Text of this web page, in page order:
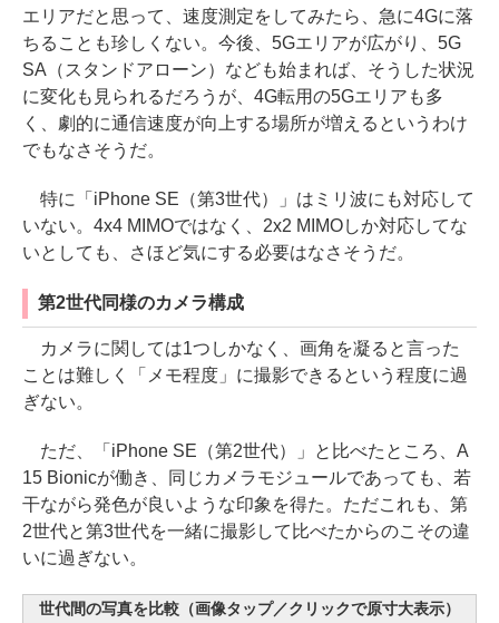
エリアだと思って、速度測定をしてみたら、急に4Gに落
ちることも珍しくない。今後、5Gエリアが広がり、5G
SA（スタンドアローン）なども始まれば、そうした状況
に変化も見られるだろうが、4G転用の5Gエリアも多
く、劇的に通信速度が向上する場所が増えるというわけ
でもなさそうだ。
特に「iPhone SE（第3世代）」はミリ波にも対応して
いない。4x4 MIMOではなく、2x2 MIMOしか対応してな
いとしても、さほど気にする必要はなさそうだ。
第2世代同様のカメラ構成
カメラに関しては1つしかなく、画角を凝ると言った
ことは難しく「メモ程度」に撮影できるという程度に過
ぎない。
ただ、「iPhone SE（第2世代）」と比べたところ、A
15 Bionicが働き、同じカメラモジュールであっても、若
干ながら発色が良いような印象を得た。ただこれも、第
2世代と第3世代を一緒に撮影して比べたからのこその違
いに過ぎない。
世代間の写真を比較（画像タップ／クリックで原寸大表示）